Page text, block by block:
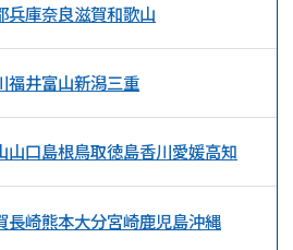
兵庫奈良滋賀和歌山
福井富山新潟三重
山口島根鳥取徳島香川愛媛高知
長崎熊本大分宮崎鹿児島沖縄